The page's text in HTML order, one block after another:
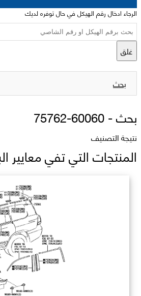
الرجاء ادخال رقم الهيكل في حال توفره لديك
غلق
بحث
بحث -75762-60060
نتيجة التصنيف
المنتجات التي تفي معايير البحث :